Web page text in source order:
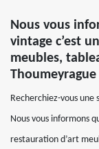
Nous vous
vintage c’est
meubles,
Recherchiez-vous une
Nous vous informons
restauration d’art